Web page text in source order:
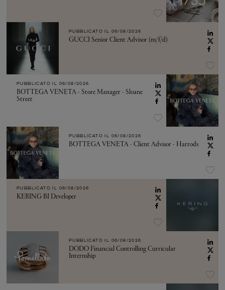
PUBBLICATO IL 06/08/2026
GUCCI Senior Client Advisor (m/f/d)
PUBBLICATO IL 06/08/2026
BOTTEGA VENETA - Store Manager - Sloane
Street
PUBBLICATO IL 06/08/2026
BOTTEGA VENETA - Client Advisor - Harrods
PUBBLICATO IL 06/08/2026
KERING BI Developer
PUBBLICATO IL 06/08/2026
DODO Financial Controlling Curricular
Internship